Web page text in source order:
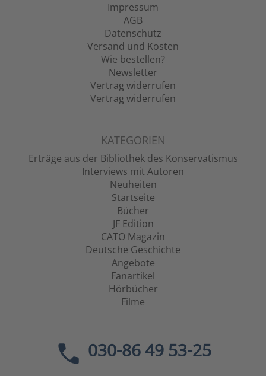
Impressum
AGB
Datenschutz
Versand und Kosten
Wie bestellen?
Newsletter
Vertrag widerrufen
Vertrag widerrufen
KATEGORIEN
Erträge aus der Bibliothek des Konservatismus
Interviews mit Autoren
Neuheiten
Startseite
Bücher
JF Edition
CATO Magazin
Deutsche Geschichte
Angebote
Fanartikel
Hörbücher
Filme
030-86 49 53-25